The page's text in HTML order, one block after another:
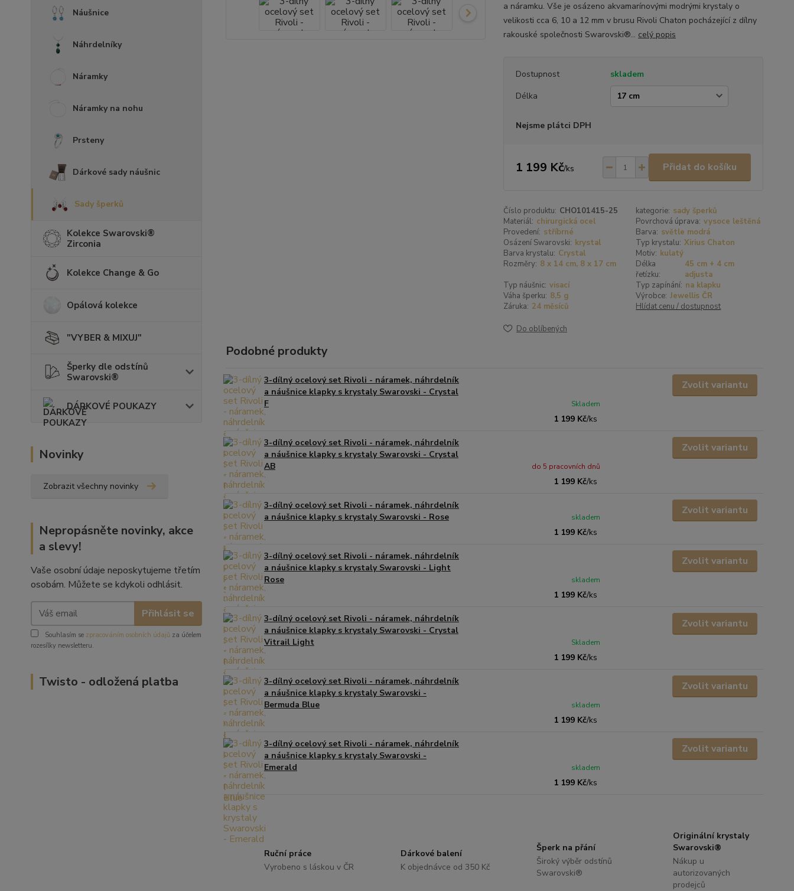
Náušnice
Náhrdelníky
Náramky
Náramky na nohu
Prsteny
Dárkové sady náušnic
Sady šperků
Kolekce Swarovski®
Zirconia
Kolekce Change & Go
Opálová kolekce
"VYBER & MIXUJ"
Šperky dle odstínů
Swarovski®
DÁRKOVÉ POUKAZY
Novinky
Zobrazit všechny novinky
Nepropásněte novinky, akce
a slevy!
Vaše osobní údaje neposkytujeme třetím
osobám. Můžete se kdykoli odhlásit.
Přihlásit se
Souhlasím se zpracováním osobních údajů za účelem
rozesílky newsletteru.
Twisto - odložená platba
a náramku. Vše je osázeno akvamarínovými modrými krystaly o
velikosti cca 6, 10 a 12 mm v brusu Rivoli Chaton pocházející z dílny
rakouské společnosti Swarovski®... celý popis
Dostupnost
skladem
Délka
Nejsme plátci DPH
1 199 Kč/ks Přidat do košíku
Číslo produktu: CHO101415-25 kategorie: sady šperků
Materiál: chirurgická ocel Povrchová úprava: vysoce leštěná
Provedení: stříbrné Barva: světle modrá
Osázení Swarovski: krystal Typ krystalu: Xirius Chaton
Barva krystalu: Crystal Motiv: kulatý
Rozměry: 8 x 14 cm, 8 x 17 cm
Délka
řetízku:
45 cm + 4 cm
adjusta
Typ náušnic: visací Typ zapínání: na klapku
Váha šperku: 8,5 g Výrobce: Jewellis ČR
Záruka: 24 měsíců Hlídat cenu / dostupnost
Do oblíbených
Podobné produkty
3-dílný ocelový set Rivoli - náramek, náhrdelník
a náušnice klapky s krystaly Swarovski - Crystal
F
1 199 Kč/ks
Skladem
Zvolit variantu
3-dílný ocelový set Rivoli - náramek, náhrdelník
a náušnice klapky s krystaly Swarovski - Crystal
AB
1 199 Kč/ks
do 5 pracovních dnů
Zvolit variantu
3-dílný ocelový set Rivoli - náramek, náhrdelník
a náušnice klapky s krystaly Swarovski - Rose
1 199 Kč/ks
skladem
Zvolit variantu
3-dílný ocelový set Rivoli - náramek, náhrdelník
a náušnice klapky s krystaly Swarovski - Light
Rose
1 199 Kč/ks
skladem
Zvolit variantu
3-dílný ocelový set Rivoli - náramek, náhrdelník
a náušnice klapky s krystaly Swarovski - Crystal
Vitrail Light
1 199 Kč/ks
Skladem
Zvolit variantu
3-dílný ocelový set Rivoli - náramek, náhrdelník
a náušnice klapky s krystaly Swarovski -
Bermuda Blue
1 199 Kč/ks
skladem
Zvolit variantu
3-dílný ocelový set Rivoli - náramek, náhrdelník
a náušnice klapky s krystaly Swarovski -
Emerald
1 199 Kč/ks
skladem
Zvolit variantu
Ruční práce
Vyrobeno s láskou v ČR
Dárkové balení
K objednávce od 350 Kč
Šperk na přání
Široký výběr odstínů
Swarovski®
Originální krystaly
Swarovski®
Nákup u
autorizovaných
prodejců